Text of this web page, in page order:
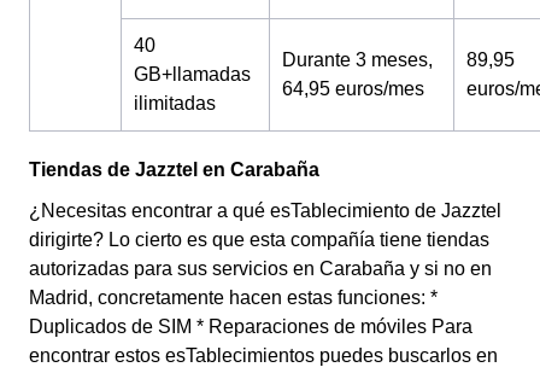
40
GB+llamadas
ilimitadas
Durante 3 meses,
64,95 euros/mes
89,95
euros/
Tiendas de Jazztel en Carabaña
¿Necesitas encontrar a qué esTablecimiento de Jazztel
dirigirte? Lo cierto es que esta compañía tiene tiendas
autorizadas para sus servicios en Carabaña y si no en
Madrid, concretamente hacen estas funciones: *
Duplicados de SIM * Reparaciones de móviles Para
encontrar estos esTablecimientos puedes buscarlos en